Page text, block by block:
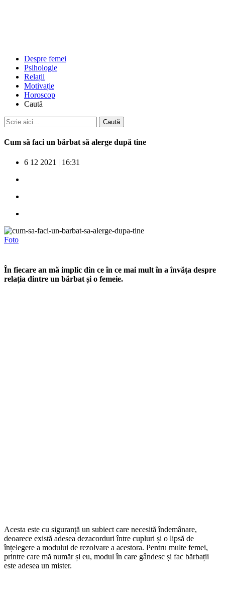
Despre femei
Psihologie
Relații
Motivație
Horoscop
Caută
Cum să faci un bărbat să alerge după tine
6 12 2021 | 16:31
Foto
În fiecare an mă implic din ce în ce mai mult în a învăța despre
relația dintre un bărbat și o femeie.
Acesta este cu siguranță un subiect care necesită îndemânare,
deoarece există adesea dezacorduri între cupluri și o lipsă de
înțelegere a modului de rezolvare a acestora. Pentru multe femei,
printre care mă număr și eu, modul în care gândesc și fac bărbații
este adesea un mister.